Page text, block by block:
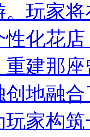
。玩家
性化花
建那
创地融
家构